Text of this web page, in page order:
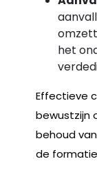
het
Effectieve
bewustzijn
behoud
de